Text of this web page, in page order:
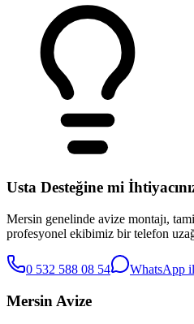
Usta Desteğine mi
Mersin genelinde avize montajı,
profesyonel ekibimiz bir telefon
0 532 588 08 54 WhatsApp
Mersin Avize